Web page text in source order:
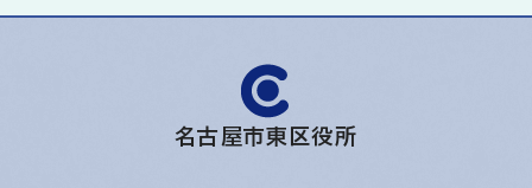
名古屋市東区役所